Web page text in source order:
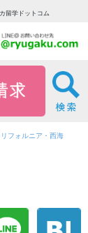
留学ドットコム
リフォルニア・西海